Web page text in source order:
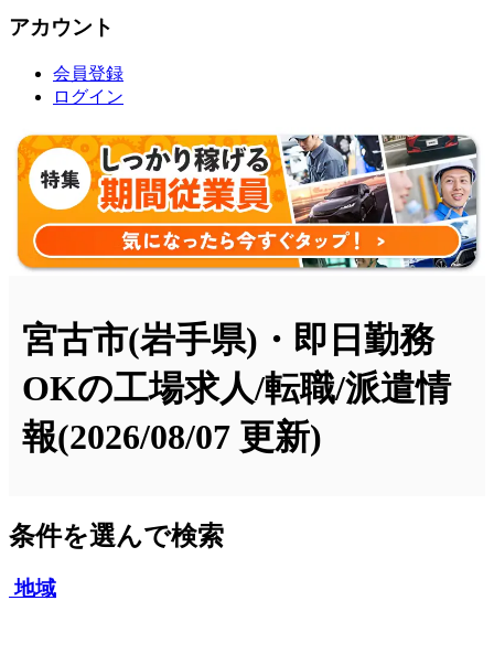
アカウント
会員登録
ログイン
宮古市(岩手県)・即日勤務
OKの工場求人/転職/派遣情
報(2026/08/07 更新)
条件を選んで検索
地域